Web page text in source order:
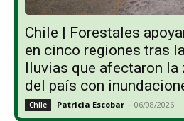
Chile | Forestales
en cinco regiones tras
lluvias que afectaron la
del país con
Chile Patricia Escobar - 06/08/2026